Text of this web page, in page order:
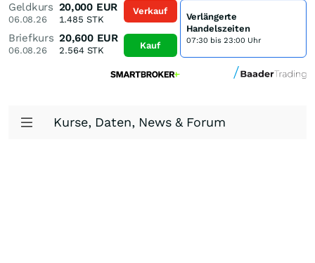
Geldkurs
06.08.26
20,000 EUR
1.485 STK
Briefkurs
06.08.26
20,600 EUR
2.564STK
Verkauf
Kauf
Verlängerte
Handelszeiten
07:30 bis 23:00 Uhr
Kurse, Daten, News & Forum